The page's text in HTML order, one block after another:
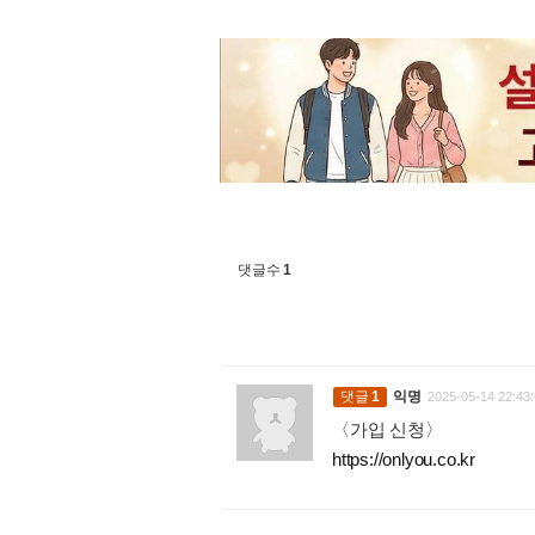
댓글수1
댓글1 익명 2025-05-14
〈가입 신청〉
https://onlyou.co.kr